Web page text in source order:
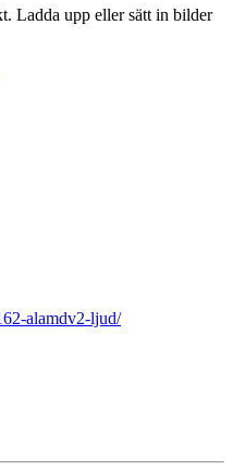
Ladda upp eller sätt in bilder
alamdv2-ljud/